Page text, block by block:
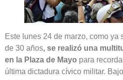
Este lunes 24 de marzo, como ya
de 30 años, se realizó una
en la Plaza de Mayo para
última dictadura cívico militar.